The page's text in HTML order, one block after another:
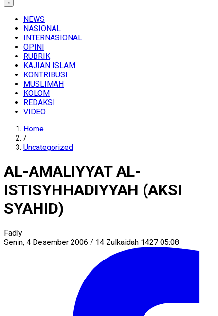
NEWS
NASIONAL
INTERNASIONAL
OPINI
RUBRIK
KAJIAN ISLAM
KONTRIBUSI
MUSLIMAH
KOLOM
REDAKSI
VIDEO
Home
/
Uncategorized
AL-AMALIYYAT AL-
ISTISYHHADIYYAH (AKSI
SYAHID)
Fadly
Senin, 4 Desember 2006 / 14 Zulkaidah 1427 05:08